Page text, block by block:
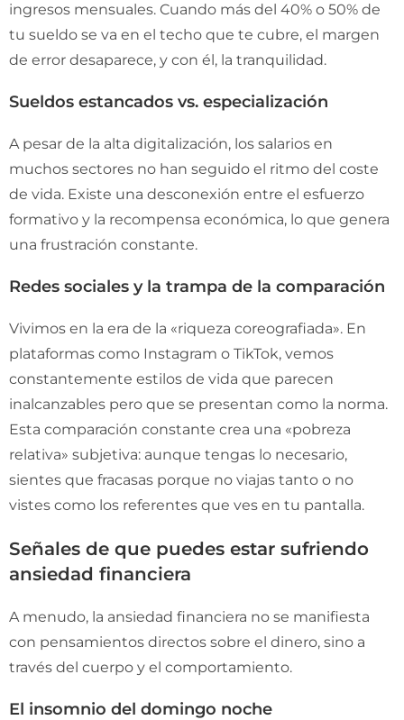
ingresos mensuales. Cuando más del 40% o 50% de
tu sueldo se va en el techo que te cubre, el margen
de error desaparece, y con él, la tranquilidad.
Sueldos estancados vs. especialización
A pesar de la alta digitalización, los salarios en
muchos sectores no han seguido el ritmo del coste
de vida. Existe una desconexión entre el esfuerzo
formativo y la recompensa económica, lo que genera
una frustración constante.
Redes sociales y la trampa de la comparación
Vivimos en la era de la «riqueza coreografiada». En
plataformas como Instagram o TikTok, vemos
constantemente estilos de vida que parecen
inalcanzables pero que se presentan como la norma.
Esta comparación constante crea una «pobreza
relativa» subjetiva: aunque tengas lo necesario,
sientes que fracasas porque no viajas tanto o no
vistes como los referentes que ves en tu pantalla.
Señales de que puedes estar sufriendo
ansiedad financiera
A menudo, la ansiedad financiera no se manifiesta
con pensamientos directos sobre el dinero, sino a
través del cuerpo y el comportamiento.
El insomnio del domingo noche